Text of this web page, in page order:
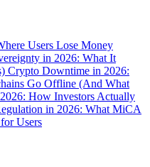
Users Lose Money
in 2026: What It
Crypto Downtime in 2026:
Go Offline (And What
How Investors Actually
in 2026: What MiCA
Users